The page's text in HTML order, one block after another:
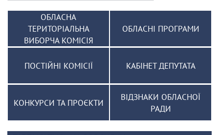
ОБЛАСНА
ТЕРИТОРІАЛЬНА
ВИБОРЧА КОМІСІЯ
ОБЛАСНІ ПРОГРАМИ
ПОСТІЙНІ КОМІСІЇ КАБІНЕТ ДЕПУТАТА
КОНКУРСИ ТА ПРОЄКТИ
ВІДЗНАКИ ОБЛАСНОЇ
РАДИ